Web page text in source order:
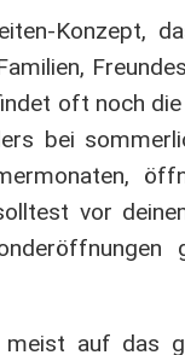
Konzept,
oft noch
bei
vor
auf das